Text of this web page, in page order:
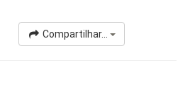
Compartilhar...